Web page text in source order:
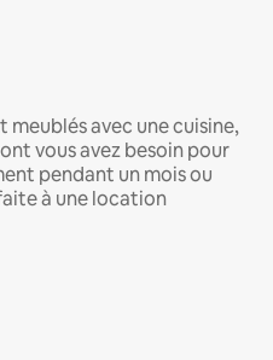
avec une cuisine,
vous avez besoin pour
pendant un mois ou
à une location